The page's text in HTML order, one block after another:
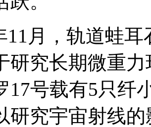
11月，轨道蛙
研究长期微重
17号载有5只纤
研究宇宙射线